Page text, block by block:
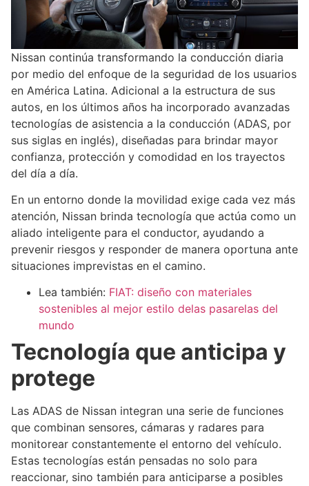
Nissan continúa transformando la conducción diaria
por medio del enfoque de la seguridad de los usuarios
en América Latina. Adicional a la estructura de sus
autos, en los últimos años ha incorporado avanzadas
tecnologías de asistencia a la conducción (ADAS, por
sus siglas en inglés), diseñadas para brindar mayor
confianza, protección y comodidad en los trayectos
del día a día.
En un entorno donde la movilidad exige cada vez más
atención, Nissan brinda tecnología que actúa como un
aliado inteligente para el conductor, ayudando a
prevenir riesgos y responder de manera oportuna ante
situaciones imprevistas en el camino.
Lea también: FIAT: diseño con materiales
sostenibles al mejor estilo delas pasarelas del
mundo
Tecnología que anticipa y
protege
Las ADAS de Nissan integran una serie de funciones
que combinan sensores, cámaras y radares para
monitorear constantemente el entorno del vehículo.
Estas tecnologías están pensadas no solo para
reaccionar, sino también para anticiparse a posibles